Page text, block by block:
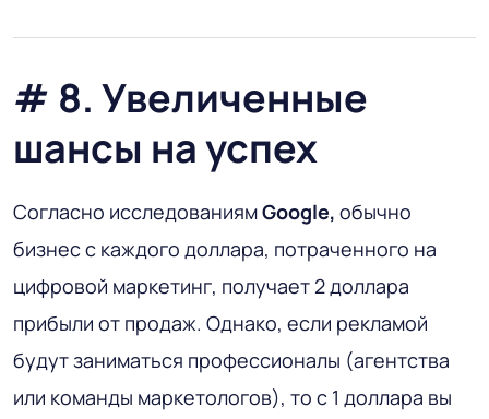
# 8. Увеличенные
шансы на успех
Согласно исследованиямGoogle, обычно
бизнес с каждого доллара, потраченного на
цифровой маркетинг, получает 2 доллара
прибыли от продаж. Однако, если рекламой
будут заниматься профессионалы (агентства
или команды маркетологов), то с 1 доллара вы